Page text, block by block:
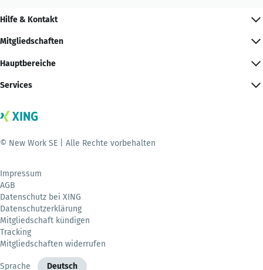
Hilfe & Kontakt
Mitgliedschaften
Hauptbereiche
Services
© New Work SE | Alle Rechte vorbehalten
Impressum
AGB
Datenschutz bei XING
Datenschutzerklärung
Mitgliedschaft kündigen
Tracking
Mitgliedschaften widerrufen
Sprache Deutsch